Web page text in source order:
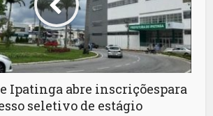
Ipatinga abre inscriçõespara
seletivo de estágio